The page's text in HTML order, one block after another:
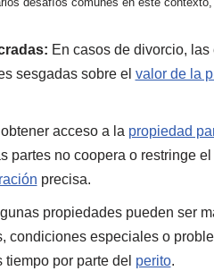
En casos de divorcio,
sesgadas sobre el valor de la
acceso a la propiedad
partes no coopera o restringe el
precisa.
propiedades pueden ser
condiciones especiales o
por parte del perito.